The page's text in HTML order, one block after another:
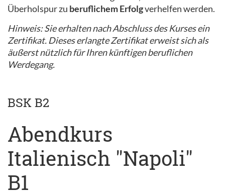
Überholspur zu beruflichem Erfolgverhelfen werden.
Hinweis: Sie erhalten nach Abschluss des Kurses ein
Zertifikat. Dieses erlangte Zertifikat erweist sich als
äußerst nützlich für Ihren künftigen beruflichen
Werdegang.
BSK B2
Abendkurs
Italienisch "Napoli"
B1